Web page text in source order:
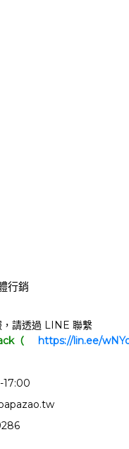
行銷
，請透過 LINE 聯繫
（
17:00